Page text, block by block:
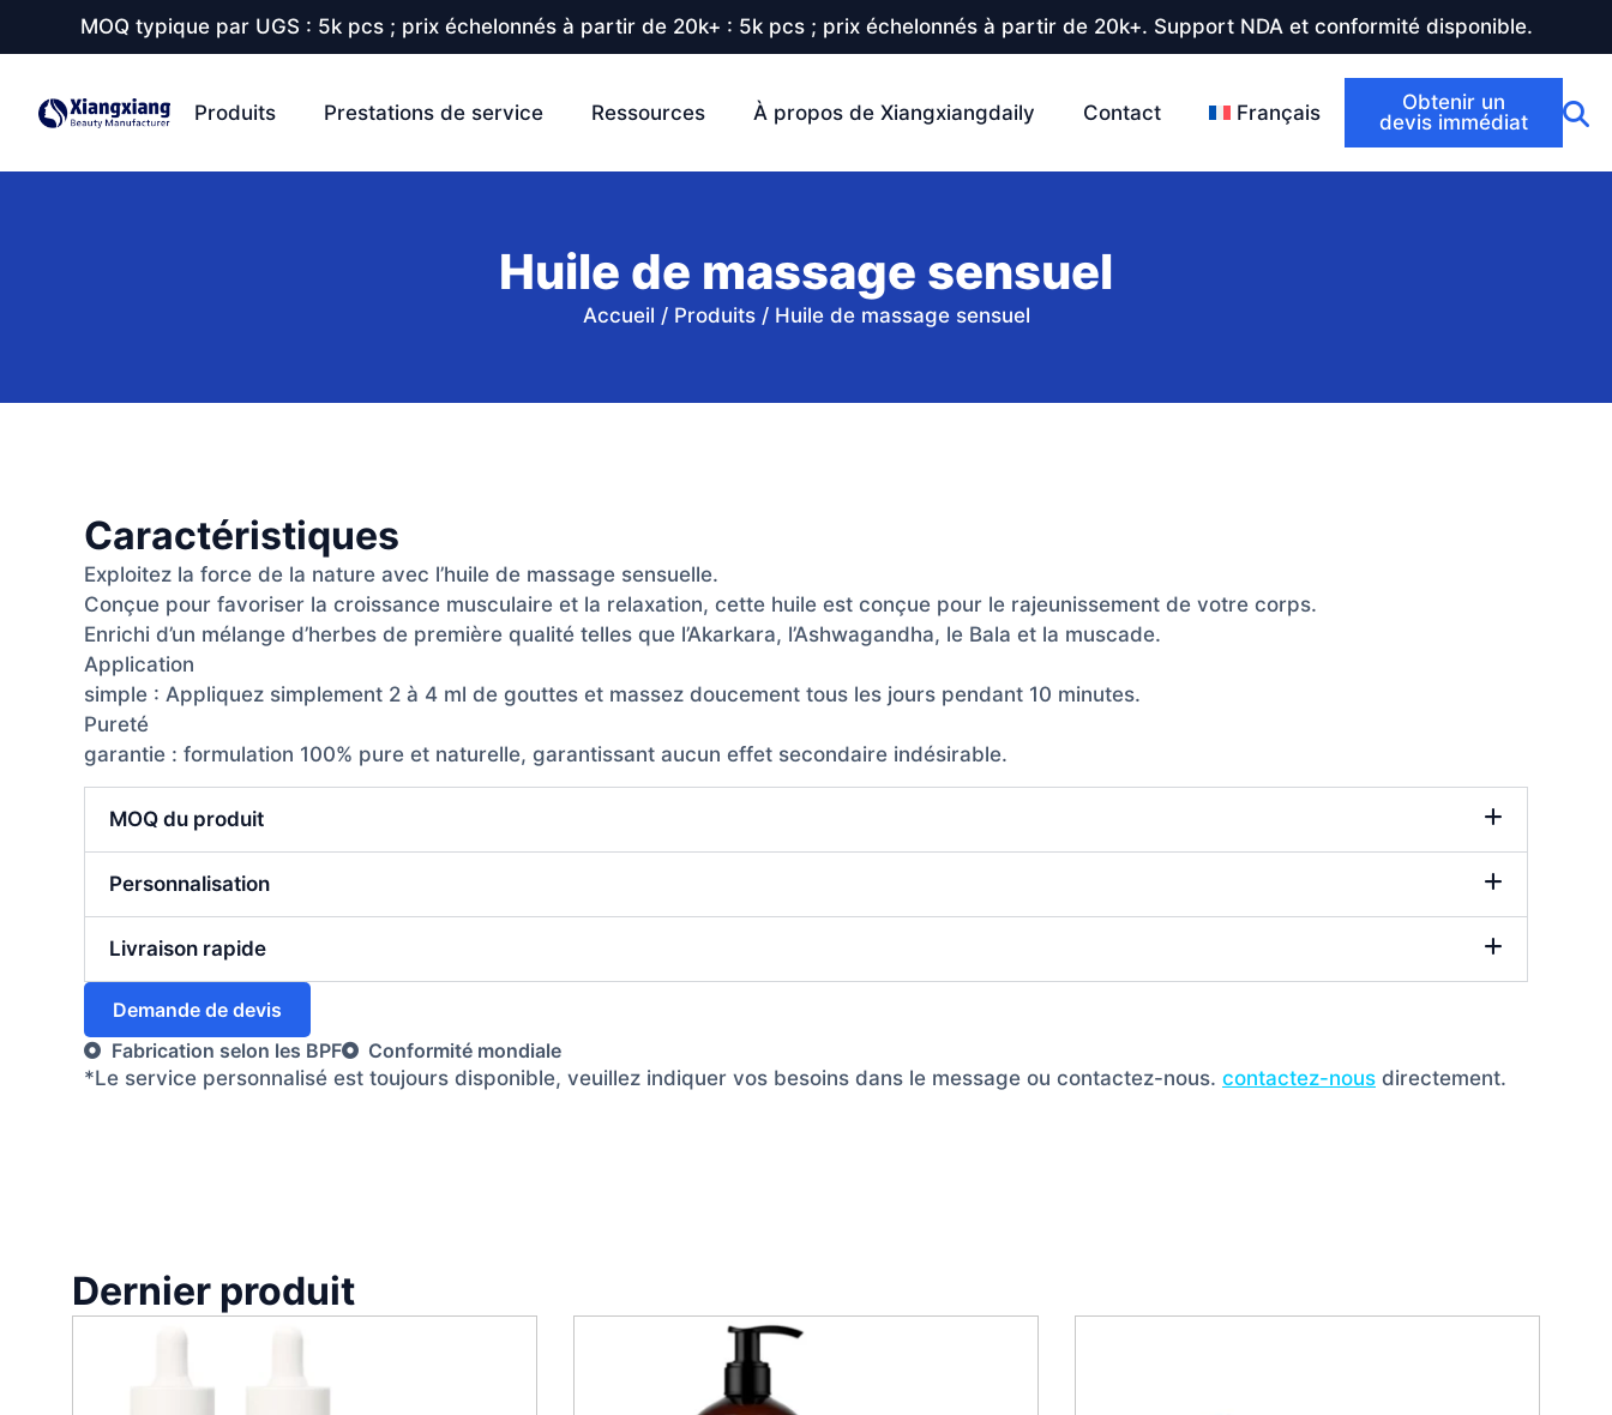
MOQ typique par UGS : 5k pcs ; prix échelonnés à partir de 20k+ : 5k pcs ; prix échelonnés à partir de 20k+. Support NDA et conformité disponible.
Produits Prestations de service Ressources À propos de Xiangxiangdaily Contact Français
Obtenir un
devis immédiat
Huile de massage sensuel
Accueil / Produits/ Huile de massage sensuel
Caractéristiques
Exploitez la force de la nature avec l’huile de massage sensuelle.
Conçue pour favoriser la croissance musculaire et la relaxation, cette huile est conçue pour le rajeunissement de votre corps.
Enrichi d’un mélange d’herbes de première qualité telles que l’Akarkara, l’Ashwagandha, le Bala et la muscade.
Application
simple : Appliquez simplement 2 à 4 ml de gouttes et massez doucement tous les jours pendant 10 minutes.
Pureté
garantie : formulation 100% pure et naturelle, garantissant aucun effet secondaire indésirable.
MOQ du produit
Personnalisation
Livraison rapide
Demande de devis
Fabrication selon les BPF
Conformité mondiale
*Le service personnalisé est toujours disponible, veuillez indiquer vos besoins dans le message ou contactez-nous. contactez-nous directement.
Dernier produit